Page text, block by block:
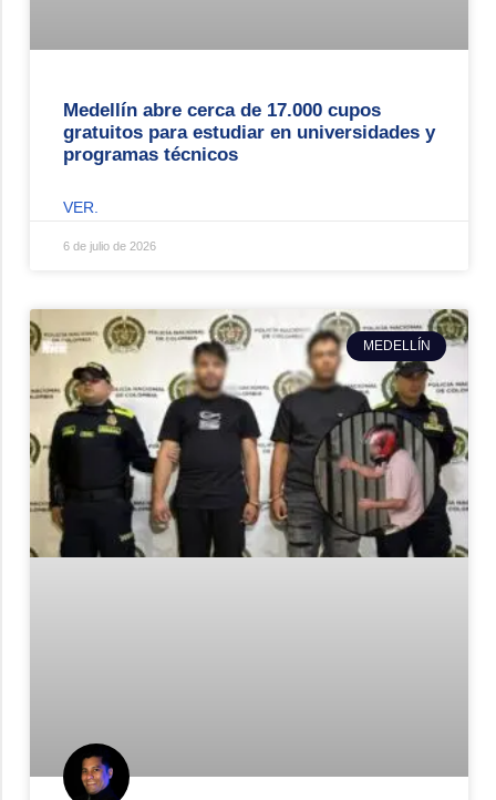
Medellín abre cerca de 17.000 cupos
gratuitos para estudiar en universidades y
programas técnicos
VER.
6 de julio de 2026
MEDELLÍN